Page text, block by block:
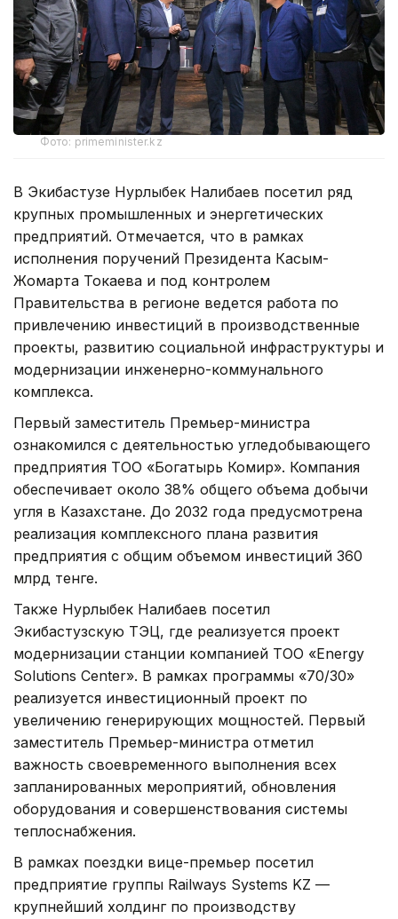
Фото: primeminister.kz
В Экибастузе Нурлыбек Налибаев посетил ряд
крупных промышленных и энергетических
предприятий. Отмечается, что в рамках
исполнения поручений Президента Касым-
Жомарта Токаева и под контролем
Правительства в регионе ведется работа по
привлечению инвестиций в производственные
проекты, развитию социальной инфраструктуры и
модернизации инженерно-коммунального
комплекса.
Первый заместитель Премьер-министра
ознакомился с деятельностью угледобывающего
предприятия ТОО «Богатырь Комир». Компания
обеспечивает около 38% общего объема добычи
угля в Казахстане. До 2032 года предусмотрена
реализация комплексного плана развития
предприятия с общим объемом инвестиций 360
млрд тенге.
Также Нурлыбек Налибаев посетил
Экибастузскую ТЭЦ, где реализуется проект
модернизации станции компанией ТОО «Energy
Solutions Center». В рамках программы «70/30»
реализуется инвестиционный проект по
увеличению генерирующих мощностей. Первый
заместитель Премьер-министра отметил
важность своевременного выполнения всех
запланированных мероприятий, обновления
оборудования и совершенствования системы
теплоснабжения.
В рамках поездки вице-премьер посетил
предприятие группы Railways Systems KZ —
крупнейший холдинг по производству